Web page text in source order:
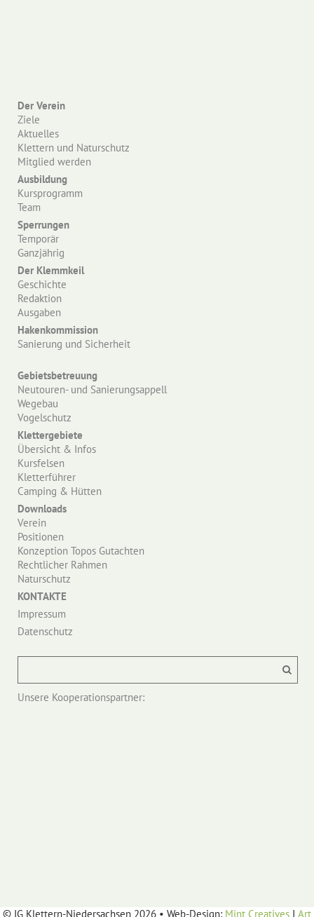
Der Verein
Ziele
Aktuelles
Klettern und Naturschutz
Mitglied werden
Ausbildung
Kursprogramm
Team
Sperrungen
Temporär
Ganzjährig
Der Klemmkeil
Geschichte
Redaktion
Ausgaben
Hakenkommission
Sanierung und Sicherheit
Gebietsbetreuung
Neutouren- und Sanierungsappell
Wegebau
Vogelschutz
Klettergebiete
Übersicht & Infos
Kursfelsen
Kletterführer
Camping & Hütten
Downloads
Verein
Positionen
Konzeption Topos Gutachten
Rechtlicher Rahmen
Naturschutz
KONTAKTE
Impressum
Datenschutz
Unsere Kooperationspartner:
© IG Klettern-Niedersachsen 2026 • Web-Design: Mint Creatives I Art